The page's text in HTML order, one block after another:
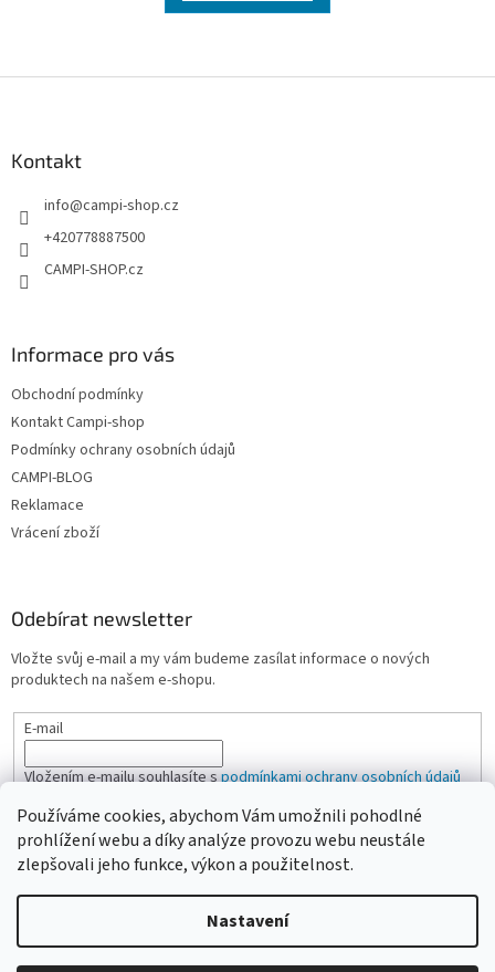
Používáme cookies, abychom Vám umožnili pohodlné
prohlížení webu a díky analýze provozu webu neustále
zlepšovali jeho funkce, výkon a použitelnost.
Nastavení
Kontakt
info@campi-shop.cz
+420778887500
CAMPI-SHOP.cz
Informace pro vás
Obchodní podmínky
Kontakt Campi-shop
Podmínky ochrany osobních údajů
CAMPI-BLOG
Reklamace
Vrácení zboží
Odebírat newsletter
Vložte svůj e-mail a my vám budeme zasílat informace o nových
produktech na našem e-shopu.
E-mail
Vložením e-mailu souhlasíte spodmínkami ochrany osobních údajů
PŘIHLÁSIT SE
Vytvořil Shoptet